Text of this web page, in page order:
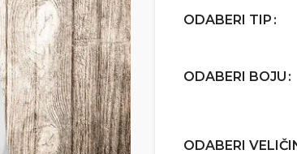
ODABERI TIP
ODABERI BOJU
ODABERI